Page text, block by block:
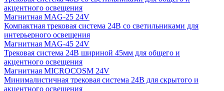
акцентного освещения
Магнитная MAG-25 24V
Компактная трековая система 24В со светильниками для
интерьерного освещения
Магнитная MAG-45 24V
Трековая система 24В шириной 45мм для общего и
акцентного освещения
Магнитная MICROCOSM 24V
Минималистичная трековая система 24В для скрытого и
акцентного освещения